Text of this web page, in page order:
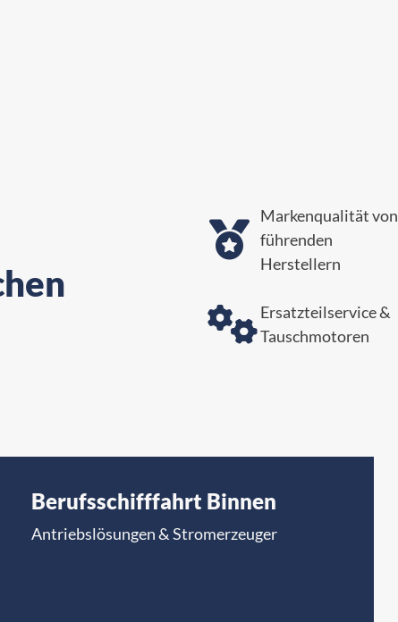

Markenqualität von
führenden
Herstellern
Ersatzteilservice &
Tauschmotoren
Berufsschifffahrt Binnen
Antriebslösungen & Stromerzeuger